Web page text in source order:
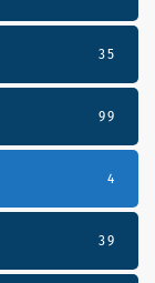
35
99
4
39